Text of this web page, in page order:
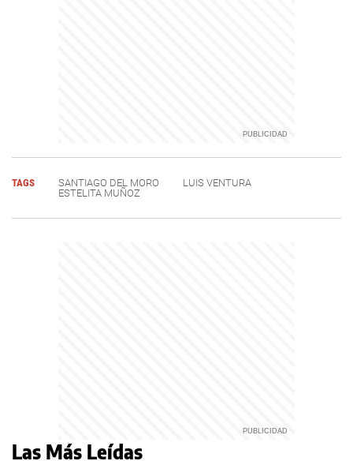
TAGS SANTIAGO DEL MORO
LUIS VENTURA
ESTELITA MUÑOZ
Las Más Leídas